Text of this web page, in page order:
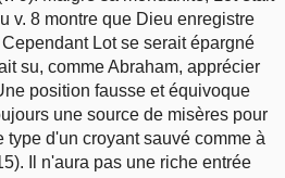
v. 8 montre que Dieu enregistre
Lot se serait épargné
su, comme Abraham, apprécier
position fausse et équivoque
une source de misères pour
type d'un croyant sauvé comme à
Il n'aura pas une riche entrée